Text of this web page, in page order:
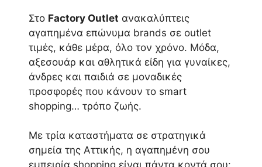
Στο Factory Outlet ανακαλύπτεις
αγαπημένα επώνυμα brands σε outlet
τιμές, κάθε μέρα, όλο τον χρόνο. Μόδα,
αξεσουάρ και αθλητικά είδη για γυναίκες,
άνδρες και παιδιά σε μοναδικές
προσφορές που κάνουν το smart
shopping… τρόπο ζωής.
Με τρία καταστήματα σε στρατηγικά
σημεία της Αττικής, η αγαπημένη σου